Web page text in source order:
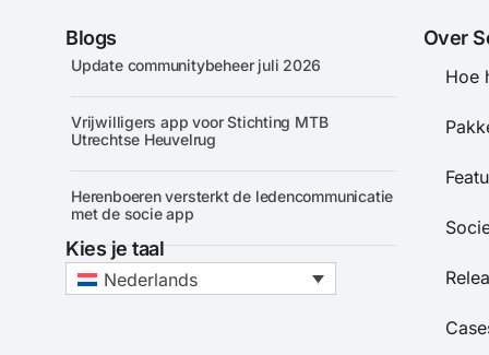
Blogs
Update communitybeheer juli 2026
Vrijwilligers app voor Stichting MTB
Utrechtse Heuvelrug
Herenboeren versterkt de ledencommunicatie
met de socie app
Kies je taal
Nederlands
Over
Hoe